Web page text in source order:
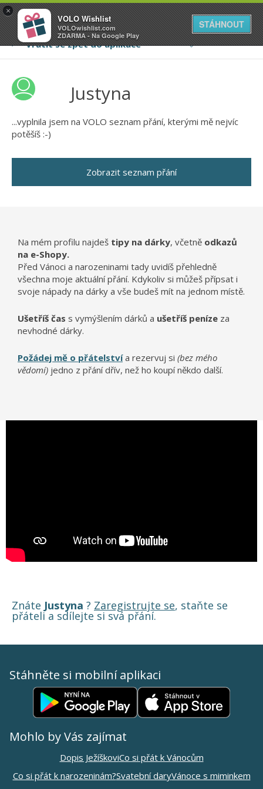
VOLO
Váš online wishlist
×
VOLO Wishlist
VOLOwishlist.com
ZDARMA - Na Google Play
STÁHNOUT
Justyna
...vyplnila jsem na VOLO seznam přání, kterými mě nejvíc
potěšíš :-)
Zobrazit seznam přání
Na mém profilu najdeš tipy na dárky, včetně odkazů
na e-Shopy.
Před Vánoci a narozeninami tady uvidíš přehledně
všechna moje aktuální přání. Kdykoliv si můžeš přípsat i
svoje nápady na dárky a vše budeš mít na jednom místě.
Ušetříš čas s vymýšlením dárků a ušetříš peníze za
nevhodné dárky.
Požádej mě o přátelstvía rezervuj si (bez mého
vědomí) jedno z přání dřív, než ho koupí někdo další.
Znáte Justyna ? Zaregistrujte se, staňte se
přáteli a sdílejte si svá přání.
Stáhněte si mobilní aplikaci
Mohlo by Vás zajímat
Dopis JežíškoviCo si přát k Vánocům
Co si přát k narozeninám?Svatební daryVánoce s miminkem